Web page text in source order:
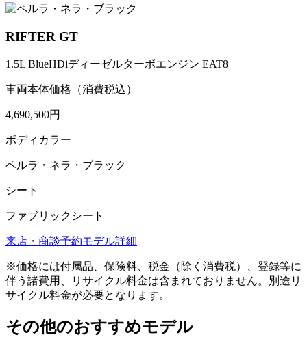
RIFTER GT
1.5L BlueHDiディーゼルターボエンジン EAT8
車両本体価格（消費税込）
4,690,500円
ボディカラー
ペルラ・ネラ・ブラック
シート
ファブリックシート
来店・商談予約モデル詳細
※価格には付属品、保険料、税金（除く消費税）、登録等に
伴う諸費用、リサイクル料金は含まれておりません。別途リ
サイクル料金が必要となります。
その他のおすすめモデル